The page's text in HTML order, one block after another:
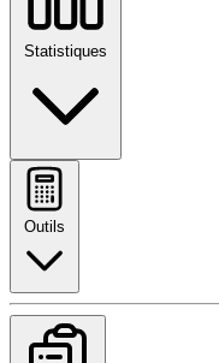
Statistiques
Outils